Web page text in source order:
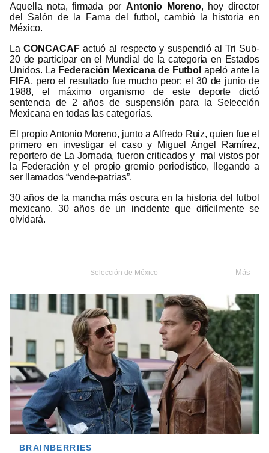
Aquella nota, firmada por Antonio Moreno, hoy director
del Salón de la Fama del futbol, cambió la historia en
México.
LaCONCACAFactuó al respecto y suspendió al Tri Sub-
20 de participar en el Mundial de la categoría en Estados
Unidos. La Federación Mexicana de Futbol apeló ante la
FIFA, pero el resultado fue mucho peor: el 30 de junio de
1988, el máximo organismo de este deporte dictó
sentencia de 2 años de suspensión para la Selección
Mexicana en todas las categorías.
El propio Antonio Moreno, junto a Alfredo Ruiz, quien fue el
primero en investigar el caso y Miguel Ángel Ramírez,
reportero de La Jornada, fueron criticados y mal vistos por
la Federación y el propio gremio periodístico, llegando a
ser llamados “vende-patrias”.
30 años de la mancha más oscura en la historia del futbol
mexicano. 30 años de un incidente que difícilmente se
olvidará.
Más
Selección de México
FEMEXFUT